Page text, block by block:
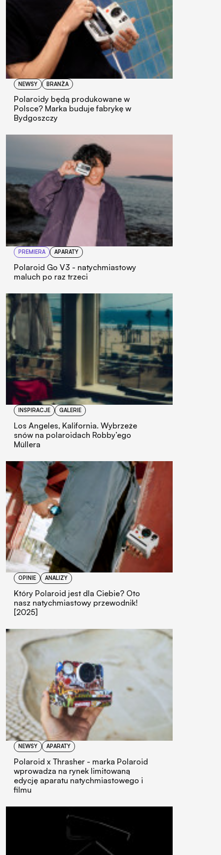
NEWSY BRANŻA
Polaroidy będą produkowane w
Polsce? Marka buduje fabrykę w
Bydgoszczy
PREMIERA APARATY
Polaroid Go V3 - natychmiastowy
maluch po raz trzeci
INSPIRACJE GALERIE
Los Angeles, Kalifornia. Wybrzeże
snów na polaroidach Robby’ego
Müllera
OPINIE ANALIZY
Który Polaroid jest dla Ciebie? Oto
nasz natychmiastowy przewodnik!
[2025]
NEWSY APARATY
Polaroid x Thrasher - marka Polaroid
wprowadza na rynek limitowaną
edycję aparatu natychmiastowego i
filmu